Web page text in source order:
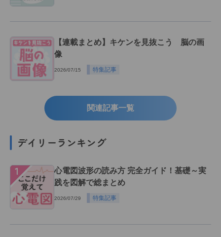
【連載まとめ】キケンを見抜こう 脳の画
像
2026/07/15 特集記事
関連記事一覧
デイリーランキング
１
心電図波形の読み方 完全ガイド！基礎～実
践を図解で総まとめ
2026/07/29 特集記事